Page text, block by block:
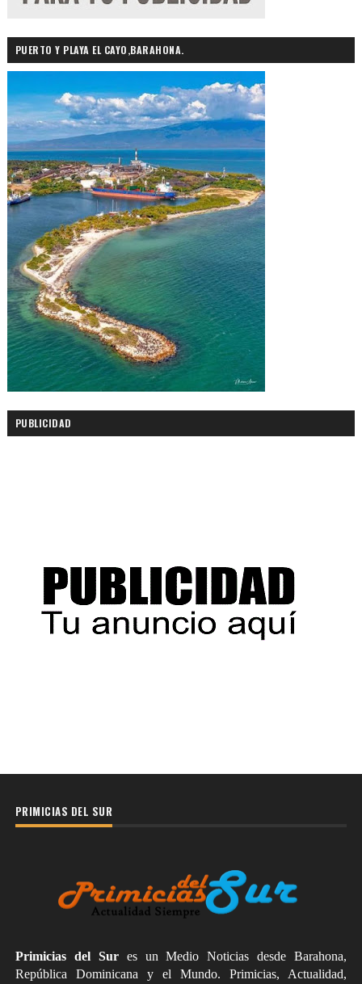
PUERTO Y PLAYA EL CAYO,BARAHONA.
PUBLICIDAD
PRIMICIAS DEL SUR
Primicias del Sures un Medio Noticias desde Barahona,
República Dominicana y el Mundo. Primicias, Actualidad,